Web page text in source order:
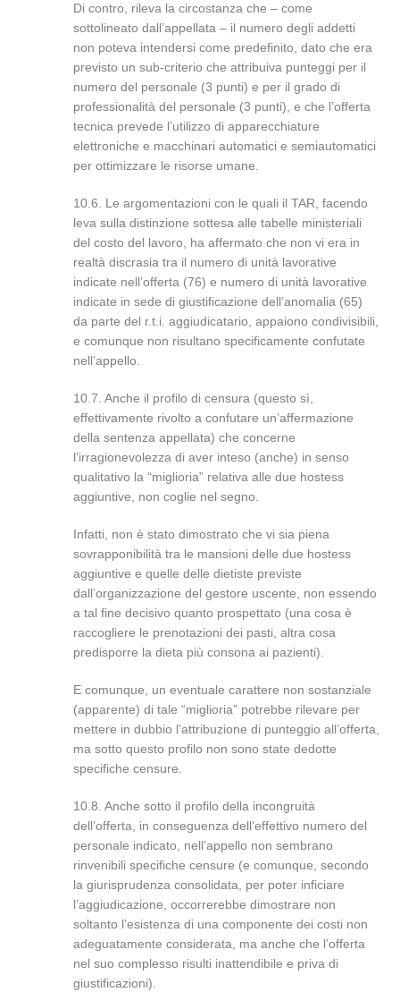
Di contro, rileva la circostanza che – come
sottolineato dall’appellata – il numero degli addetti
non poteva intendersi come predefinito, dato che era
previsto un sub-criterio che attribuiva punteggi per il
numero del personale (3 punti) e per il grado di
professionalità del personale (3 punti), e che l’offerta
tecnica prevede l’utilizzo di apparecchiature
elettroniche e macchinari automatici e semiautomatici
per ottimizzare le risorse umane.
10.6. Le argomentazioni con le quali il TAR, facendo
leva sulla distinzione sottesa alle tabelle ministeriali
del costo del lavoro, ha affermato che non vi era in
realtà discrasia tra il numero di unità lavorative
indicate nell’offerta (76) e numero di unità lavorative
indicate in sede di giustificazione dell’anomalia (65)
da parte del r.t.i. aggiudicatario, appaiono condivisibili,
e comunque non risultano specificamente confutate
nell’appello.
10.7. Anche il profilo di censura (questo sì,
effettivamente rivolto a confutare un’affermazione
della sentenza appellata) che concerne
l’irragionevolezza di aver inteso (anche) in senso
qualitativo la “miglioria” relativa alle due hostess
aggiuntive, non coglie nel segno.
Infatti, non è stato dimostrato che vi sia piena
sovrapponibilità tra le mansioni delle due hostess
aggiuntive e quelle delle dietiste previste
dall’organizzazione del gestore uscente, non essendo
a tal fine decisivo quanto prospettato (una cosa è
raccogliere le prenotazioni dei pasti, altra cosa
predisporre la dieta più consona ai pazienti).
E comunque, un eventuale carattere non sostanziale
(apparente) di tale “miglioria” potrebbe rilevare per
mettere in dubbio l’attribuzione di punteggio all’offerta,
ma sotto questo profilo non sono state dedotte
specifiche censure.
10.8. Anche sotto il profilo della incongruità
dell’offerta, in conseguenza dell’effettivo numero del
personale indicato, nell’appello non sembrano
rinvenibili specifiche censure (e comunque, secondo
la giurisprudenza consolidata, per poter inficiare
l’aggiudicazione, occorrerebbe dimostrare non
soltanto l’esistenza di una componente dei costi non
adeguatamente considerata, ma anche che l’offerta
nel suo complesso risulti inattendibile e priva di
giustificazioni).